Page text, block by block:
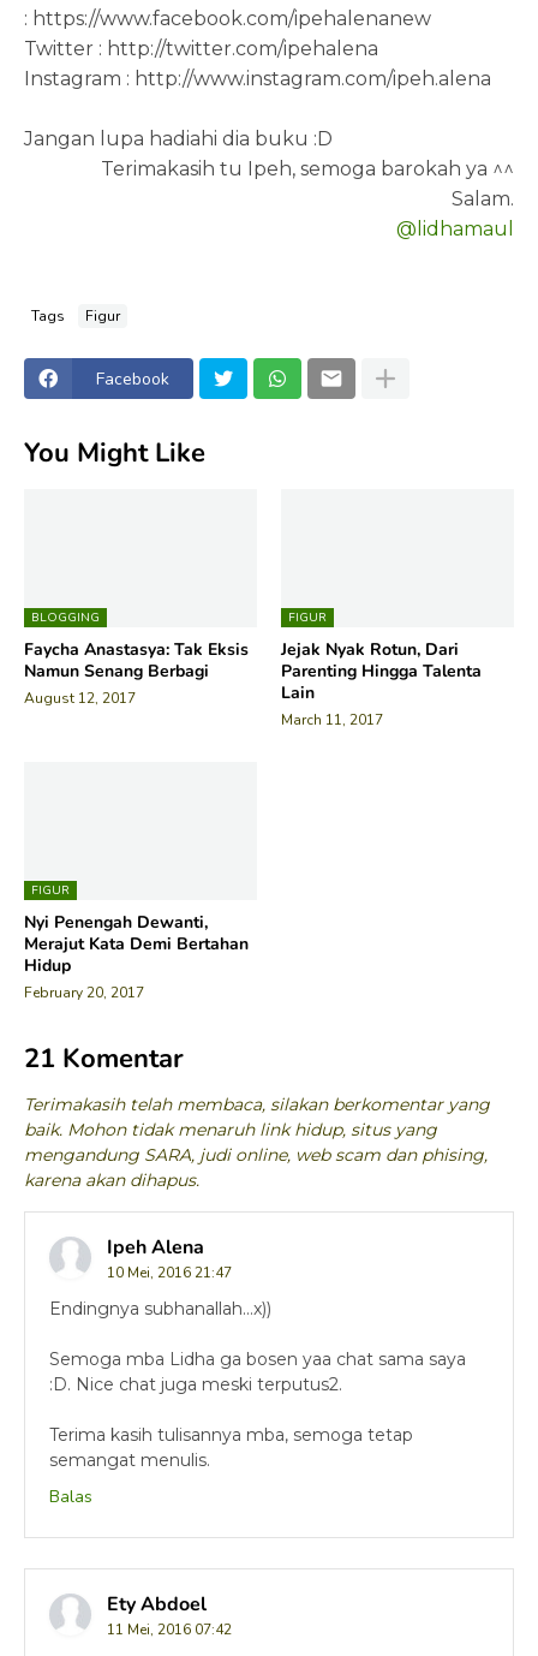
: https://www.facebook.com/ipehalenanew
Twitter : http://twitter.com/ipehalena
Instagram : http://www.instagram.com/ipeh.alena
Jangan lupa hadiahi dia buku :D
Terimakasih tu Ipeh, semoga barokah ya ^^
Salam.
@lidhamaul
Tags Figur
Facebook
You Might Like
BLOGGING
Faycha Anastasya: Tak Eksis
Namun Senang Berbagi
August 12, 2017
FIGUR
Jejak Nyak Rotun, Dari
Parenting Hingga Talenta
Lain
March 11, 2017
FIGUR
Nyi Penengah Dewanti,
Merajut Kata Demi Bertahan
Hidup
February 20, 2017
21 Komentar
Terimakasih telah membaca, silakan berkomentar yang
baik. Mohon tidak menaruh link hidup, situs yang
mengandung SARA, judi online, web scam dan phising,
karena akan dihapus.
Ipeh Alena
10 Mei, 2016 21:47
Endingnya subhanallah...x))
Semoga mba Lidha ga bosen yaa chat sama saya
:D. Nice chat juga meski terputus2.
Terima kasih tulisannya mba, semoga tetap
semangat menulis.
Balas
Ety Abdoel
11 Mei, 2016 07:42